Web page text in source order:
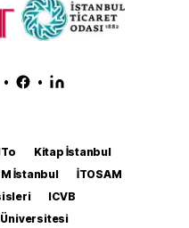
• •
Kitap İstanbul
İstanbul
İTOSAM
ICVB